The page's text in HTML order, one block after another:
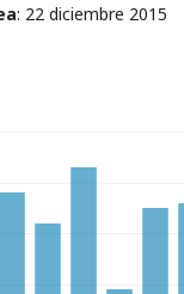
: 22 diciembre 2015